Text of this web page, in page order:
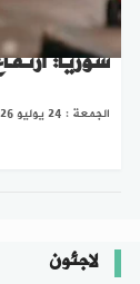
سوريا:
الجمعة : 24 يوليو 2026
لاجئون